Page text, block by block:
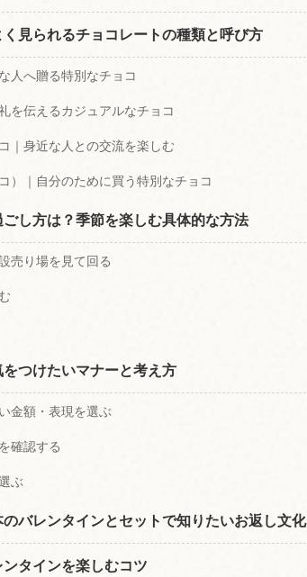
見られるチョコレートの種類と呼び方
人へ贈る特別なチョコ
を伝えるカジュアルなチョコ
｜身近な人との交流を楽しむ
）｜自分のために買う特別なチョコ
し方は？季節を楽しむ具体的な方法
売り場を見て回る
つけたいマナーと考え方
金額・表現を選ぶ
確認する
ぶ
バレンタインとセットで知りたいお返し文化
タインを楽しむコツ